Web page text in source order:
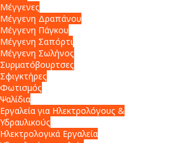
Μέγγενες
Μέγγενη Δραπάνου
Μέγγενη Πάγκου
Μέγγενη Σαπόρτι
Μέγγενη Σωλήνος
Συρματόβουρτσες
Σφιγκτήρες
Φωτισμός
Ψαλίδια
Εργαλεία για Ηλεκτρολόγους &
Υδραυλικούς
Ηλεκτρολογικά Εργαλεία